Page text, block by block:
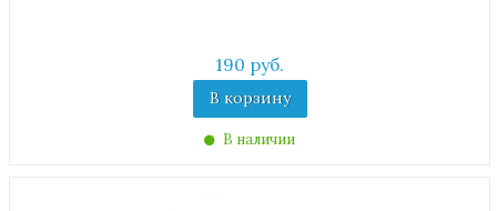
190 руб.
В корзину
В наличии